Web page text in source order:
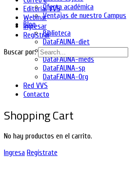
Oferta académica
Ventajas de nuestro Campus
Blog
Biblioteca
DataFAUNA-diet
DataFAUNA-inia
DataFAUNA-meds
DataFAUNA-sp
DataFAUNA-Org
Red VVS
Contacto
Shopping Cart
No hay productos en el carrito.
Ingresa Regístrate
Editorial VVS
Webinar
Ingresar
Registrar
Buscar por: